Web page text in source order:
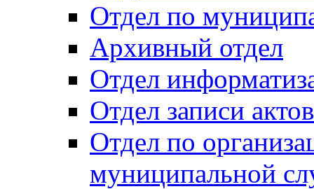
Отдел по
Архивный отдел
Отдел
Отдел записи
Отдел по
муниципальной